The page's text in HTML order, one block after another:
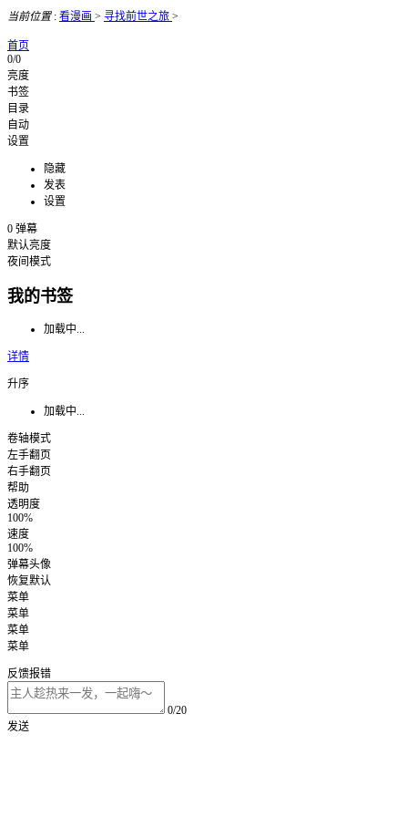
当前位置: 看漫画 > 寻找前世之旅 >
首页
0/0
亮度
书签
目录
自动
设置
隐藏
发表
设置
0 弹幕
默认亮度
夜间模式
我的书签
加载中...
详情
升序
加载中...
卷轴模式
左手翻页
右手翻页
帮助
透明度
100%
速度
100%
弹幕头像
恢复默认
菜单
菜单
菜单
菜单
反馈报错
0/20
发送